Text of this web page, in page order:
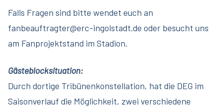
Falls Fragen sind bitte wendet euch an
fanbeauftragter@erc-ingolstadt.de oder besucht uns
am Fanprojektstand im Stadion.
Gästeblocksituation:
Durch dortige Tribünenkonstellation, hat die DEG im
Saisonverlauf die Möglichkeit, zwei verschiedene